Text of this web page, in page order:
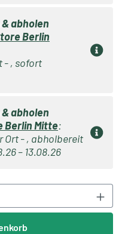
abholen
Berlin
- , sofort
abholen
Berlin Mitte:
Ort - , abholbereit
– 13.08.26
gewünschten